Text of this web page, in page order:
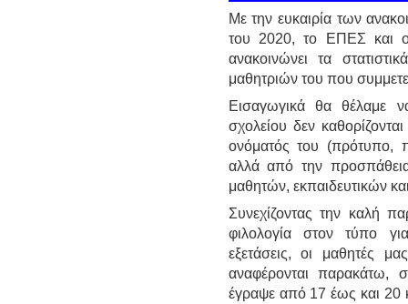
Με την ευκαιρία των
του 2020, το ΕΠΕΣ και ο
ανακοινώνει τα
μαθητριών του που
Εισαγωγικά θα θέλαμε
σχολείου δεν
ονόματός του (πρότυπο,
αλλά από την
μαθητών, εκπαιδευτικών
Συνεχίζοντας την καλή
φιλολογία στον τύπο
εξετάσεις, οι μαθητές
αναφέρονται παρακάτω,
έγραψε από 17 έως και 20